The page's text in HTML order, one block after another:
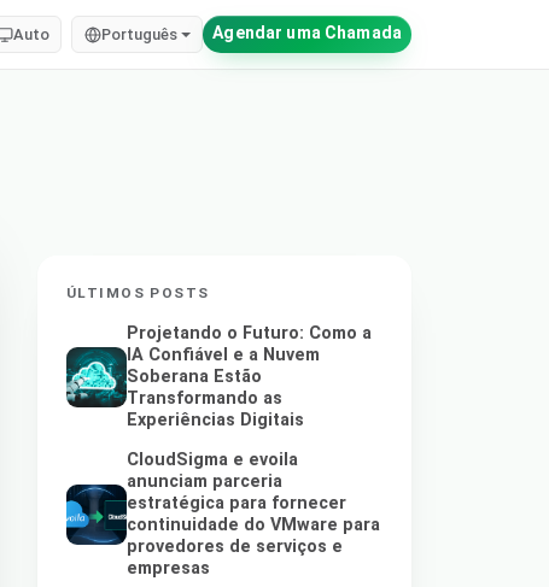
Auto Português Agendar uma Chamada
ÚLTIMOS POSTS
Projetando o Futuro: Como a
IA Confiável e a Nuvem
Soberana Estão
Transformando as
Experiências Digitais
CloudSigma e evoila
anunciam parceria
estratégica para fornecer
continuidade do VMware para
provedores de serviços e
empresas